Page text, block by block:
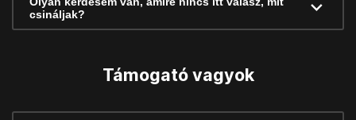
csináljak?
Támogató vagyok